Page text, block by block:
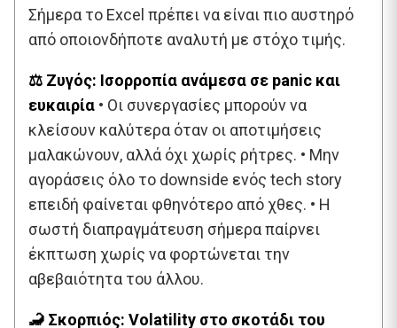
Σήμερα το Excel πρέπει να είναι πιο αυστηρό
από οποιονδήποτε αναλυτή με στόχο τιμής.
⚖️ Ζυγός: Ισορροπία ανάμεσα σε panic και
ευκαιρία • Οι συνεργασίες μπορούν να
κλείσουν καλύτερα όταν οι αποτιμήσεις
μαλακώνουν, αλλά όχι χωρίς ρήτρες. • Μην
αγοράσεις όλο το downside ενός tech story
επειδή φαίνεται φθηνότερο από χθες. • Η
σωστή διαπραγμάτευση σήμερα παίρνει
έκπτωση χωρίς να φορτώνεται την
αβεβαιότητα του άλλου.
🦂 Σκορπιός: Volatility στο σκοτάδι του